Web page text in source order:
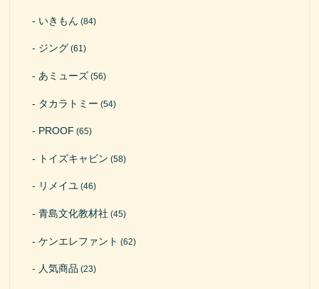
いきもん (84)
ジング (61)
あミューズ (56)
タカラトミー (54)
PROOF (65)
トイズキャビン (58)
リメイユ (46)
青島文化教材社 (45)
ケンエレファント (62)
人気商品 (23)